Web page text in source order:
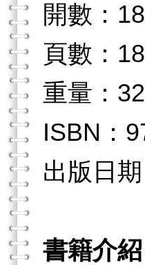
開數：18
頁數：
重量：
ISBN：
出版日
書籍介紹